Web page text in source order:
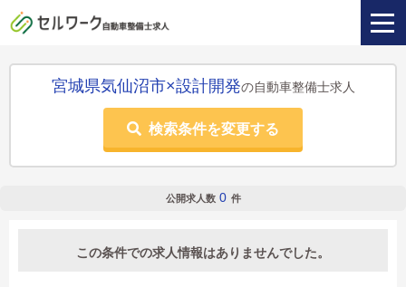
宮城県気仙沼市×設計開発の自動車整備士求人
検索条件を変更する
公開求人数 0 件
この条件での求人情報はありませんでした。